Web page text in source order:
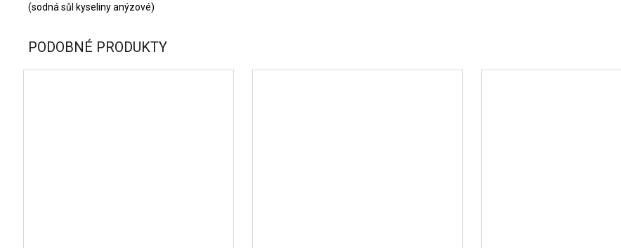
(sodná sůl kyseliny anýzové)
PODOBNÉ PRODUKTY